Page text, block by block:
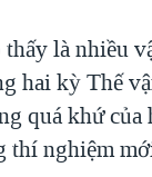
là nhiều
hai kỳ Thế
quá khứ của
thí nghiệm